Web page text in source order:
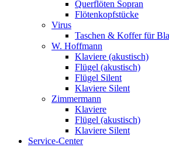
Querflöten Sopran
Flötenkopfstücke
Virus
Taschen & Koffer für
W. Hoffmann
Klaviere (akustisch)
Flügel (akustisch)
Flügel Silent
Klaviere Silent
Zimmermann
Klaviere
Flügel (akustisch)
Klaviere Silent
Service-Center